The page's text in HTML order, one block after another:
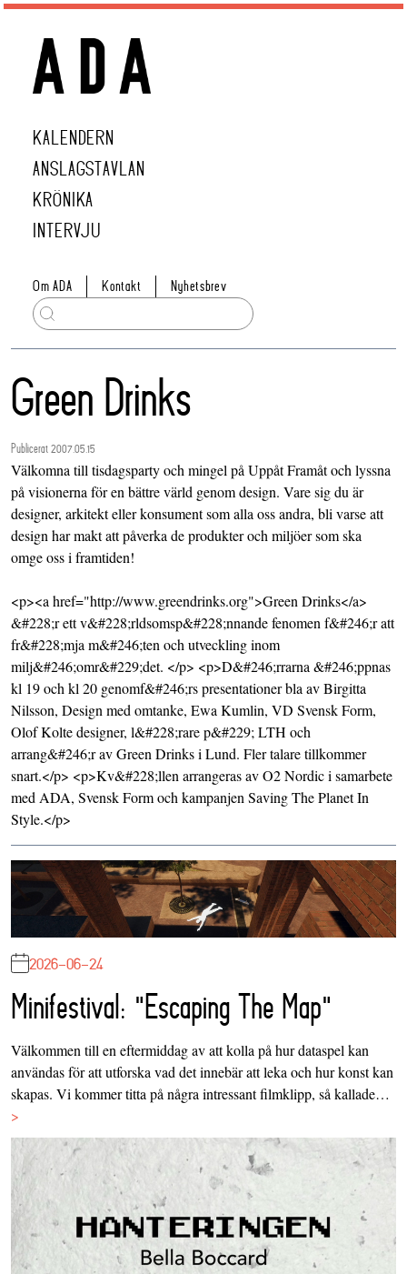
KALENDERN
ANSLAGSTAVLAN
KRÖNIKA
INTERVJU
Om ADA Kontakt Nyhetsbrev
Green Drinks
Publicerat 2007.05.15
Välkomna till tisdagsparty och mingel på Uppåt Framåt och lyssna
på visionerna för en bättre värld genom design. Vare sig du är
designer, arkitekt eller konsument som alla oss andra, bli varse att
design har makt att påverka de produkter och miljöer som ska
omge oss i framtiden!
<p><a href="http://www.greendrinks.org">Green Drinks</a>
&#228;r ett v&#228;rldsomsp&#228;nnande fenomen f&#246;r att
fr&#228;mja m&#246;ten och utveckling inom
milj&#246;omr&#229;det. </p> <p>D&#246;rrarna &#246;ppnas
kl 19 och kl 20 genomf&#246;rs presentationer bla av Birgitta
Nilsson, Design med omtanke, Ewa Kumlin, VD Svensk Form,
Olof Kolte designer, l&#228;rare p&#229; LTH och
arrang&#246;r av Green Drinks i Lund. Fler talare tillkommer
snart.</p> <p>Kv&#228;llen arrangeras av O2 Nordic i samarbete
med ADA, Svensk Form och kampanjen Saving The Planet In
Style.</p>
2026-06-24
Minifestival: "Escaping The Map"
Välkommen till en eftermiddag av att kolla på hur dataspel kan
användas för att utforska vad det innebär att leka och hur konst kan
skapas. Vi kommer titta på några intressant filmklipp, så kallade…
>